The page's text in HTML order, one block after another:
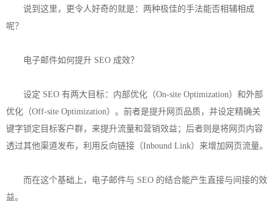
说到这里，更令人好奇的就是：两种极佳的手法能否相辅相成
呢？
电子邮件如何提升 SEO 成效？
设定 SEO 有两大目标：内部优化（On-site Optimization）和外部
优化（Off-site Optimization）。前者是提升网页品质，并设定精确关
键字锁定目标客户群，来提升流量和营销效益；后者则是将网页内容
透过其他渠道发布，利用反向链接（Inbound Link）来增加网页流量。
而在这个基础上，电子邮件与 SEO 的结合能产生直接与间接的效
益。